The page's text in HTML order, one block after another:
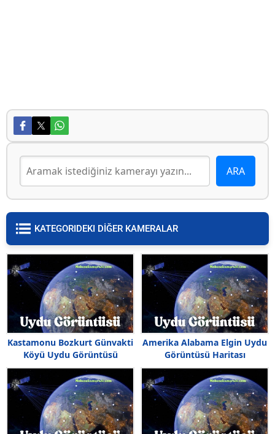
KATEGORIDEKI DİĞER KAMERALAR
Kastamonu Bozkurt Günvakti
Köyü Uydu Görüntüsü
Amerika Alabama Elgin Uydu
Görüntüsü Haritası